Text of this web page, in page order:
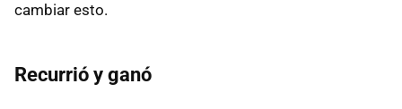
cambiar esto.
Recurrió y ganó